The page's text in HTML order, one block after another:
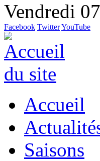
Vendredi
Facebook TwitterYouTube
Accueil
Saisons